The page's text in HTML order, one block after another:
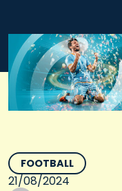
FOOTBALL
21/08/2024